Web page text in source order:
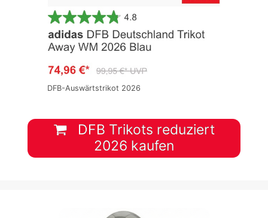
DFB-Auswärtstrikot 2026
DFB Trikots reduziert
2026 kaufen